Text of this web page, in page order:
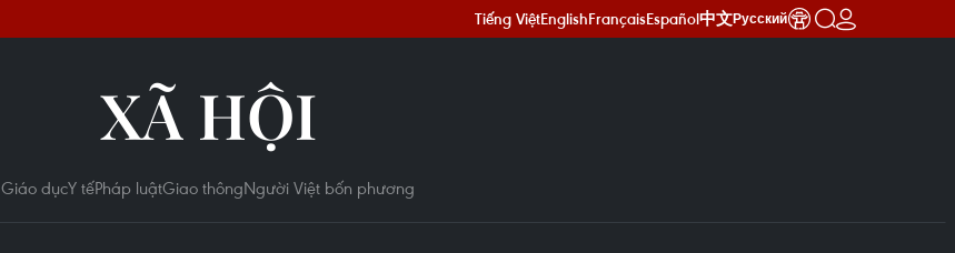
Tiếng ViệtEnglishFrançaisEspañol中文Русский
XÃ HỘI
Giáo dụcY tếPháp luậtGiao thôngNgười Việt bốn phương